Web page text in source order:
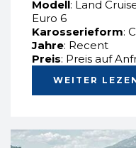
Modell: Land
Euro 6
Karosserieform:
Jahre: Recent
Preis: Preis auf
WEITER